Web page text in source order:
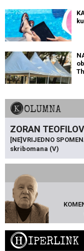
KOLUMNA
ZORAN
[NE]VRIJEDNO
skribomana (V)
HIPERLINK